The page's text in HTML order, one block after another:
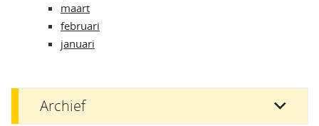
maart
februari
januari
Archief